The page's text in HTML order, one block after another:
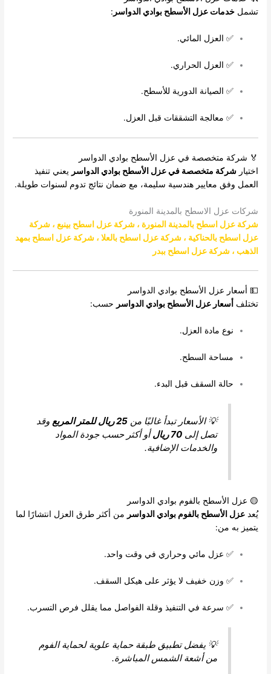
تشملخدمات عزل الأسطح بوادي الدواسر :
✅ العزل المائي.
✅ العزل الحراري.
✅ الصيانة الدورية للأسطح.
✅ معالجة التشققات قبل العزل.
🏅 شركة متخصصة في عزل الأسطح بوادي الدواسر
اختيارشركة متخصصة في عزل الأسطح بوادي الدواسر يعني تنفيذ
العمل وفق معايير هندسية سليمة، مع ضمان نتائج تدوم لسنوات طويلة.
شركات عزل الاسطح بالمدينة المنورة
شركة عزل اسطح بالمدينة المنورة ،شركة عزل اسطح بينبع ،شركة
عزل اسطح بالحناكية ،شركة عزل اسطح بالعلا ،شركة عزل اسطح بمهد
الذهب ،شركة عزل اسطح ببدر
💵 أسعار عزل الأسطح بوادي الدواسر
تختلف أسعار عزل الأسطح بوادي الدواسر حسب:
نوع مادة العزل.
مساحة السطح.
حالة السقف قبل البدء.
💡 الأسعار تبدأ غالبًا من25 ريال للمتر المربع
وقد
تصل إلى70 ريال
أو أكثر حسب جودة المواد
والخدمات الإضافية.
🟡 عزل الأسطح بالفوم بوادي الدواسر
يُعدعزل الأسطح بالفوم بوادي الدواسر من أكثر طرق العزل انتشارًا لما
يتميز به من:
✅ عزل مائي وحراري في وقت واحد.
✅ وزن خفيف لا يؤثر على هيكل السقف.
✅ سرعة في التنفيذ وقلة الفواصل مما يقلل فرص التسرب.
💡 يفضل تطبيق طبقة حماية علوية لحماية الفوم
من أشعة الشمس المباشرة.